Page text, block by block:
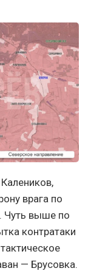
врага по
Чуть выше по
контратаки
— Брусовка.